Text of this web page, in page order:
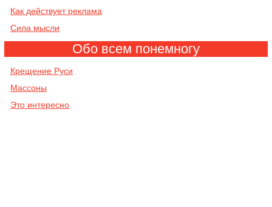
Как действует реклама
Сила мысли
Обо всем понемногу
Крещение Руси
Массоны
Это интересно